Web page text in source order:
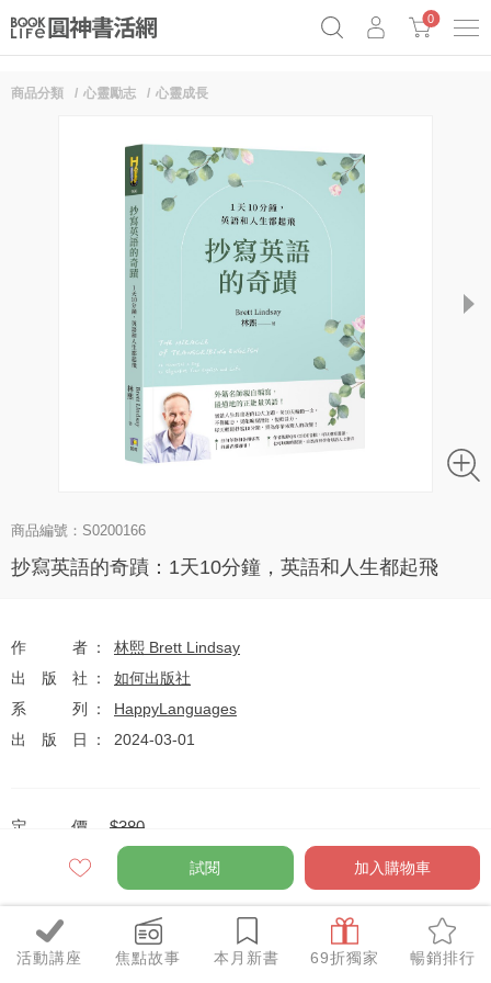
0
活動講座 焦點故事 本月新書 69折獨家 暢銷排行
商品分類 心靈勵志 心靈成長
next
商品編號：S0200166
抄寫英語的奇蹟：1天10分鐘，英語和人生都起飛
作者
林熙 Brett Lindsay
出版社
如何出版社
系列
HappyLanguages
出版日
2024-03-01
定價 $380
優惠價 $300元
與身體對話，找到你的靈魂之書．２本75折｜本月推薦比
試閱 加入購物車